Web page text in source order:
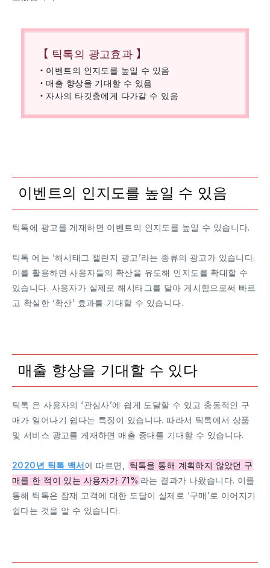
【 틱톡의 광고효과 】
・이벤트의 인지도를 높일 수 있음
・매출 향상을 기대할 수 있음
・자사의 타깃층에게 다가갈 수 있음
이벤트의 인지도를 높일 수 있음
틱톡에 광고를 게재하면 이벤트의 인지도를 높일 수 있습니다.
틱톡 에는 ‘해시태그 챌린지 광고’라는 종류의 광고가 있습니다.
이를 활용하면 사용자들의 확산을 유도해 인지도를 확대할 수
있습니다. 사용자가 실제로 해시태그를 달아 게시함으로써 빠르
고 확실한 ‘확산’ 효과를 기대할 수 있습니다.
매출 향상을 기대할 수 있다
틱톡 은 사용자의 ‘관심사’에 쉽게 도달할 수 있고 충동적인 구
매가 일어나기 쉽다는 특징이 있습니다. 따라서 틱톡에서 상품
및 서비스 광고를 게재하면 매출 증대를 기대할 수 있습니다.
2020년 틱톡 백서에 따르면,
틱톡을 통해 계획하지 않았던 구
매를 한 적이 있는 사용자가 71% 라는 결과가 나왔습니다. 이를
통해 틱톡은 잠재 고객에 대한 도달이 실제로 ‘구매’로 이어지기
쉽다는 것을 알 수 있습니다.